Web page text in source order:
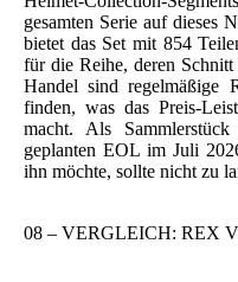
gesamten Serie auf dieses
bietet das Set mit 854
für die Reihe, deren
Handel sind regelmäßige
finden, was das Preis-
macht. Als
geplanten EOL im Juli
ihn möchte, sollte nicht zu
08 – VERGLEICH: REX